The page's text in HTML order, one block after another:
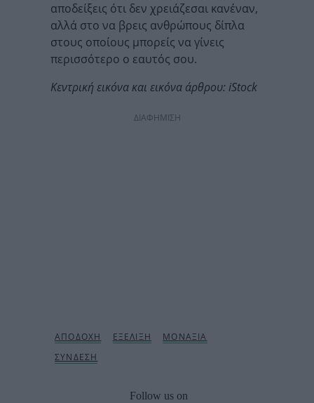
αποδείξεις ότι δεν χρειάζεσαι κανέναν,
αλλά στο να βρεις ανθρώπους δίπλα
στους οποίους μπορείς να γίνεις
περισσότερο ο εαυτός σου.
Κεντρική εικόνα και εικόνα άρθρου: iStock
ΔΙΑΦΗΜΙΣΗ
Follow us on